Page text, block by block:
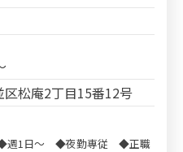
区松庵2丁目15番12号
週1日～ ◆夜勤専従 ◆正職